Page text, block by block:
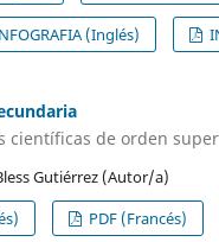
(Inglés)
científicas de orden
Gutiérrez (Autor/a)
PDF (Francés)